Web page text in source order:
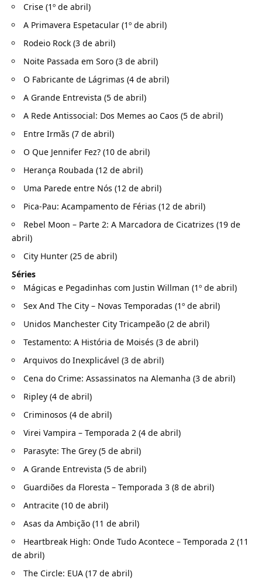
Crise (1º de abril)
A Primavera Espetacular (1º de abril)
Rodeio Rock (3 de abril)
Noite Passada em Soro (3 de abril)
O Fabricante de Lágrimas (4 de abril)
A Grande Entrevista (5 de abril)
A Rede Antissocial: Dos Memes ao Caos (5 de abril)
Entre Irmãs (7 de abril)
O Que Jennifer Fez? (10 de abril)
Herança Roubada (12 de abril)
Uma Parede entre Nós (12 de abril)
Pica-Pau: Acampamento de Férias (12 de abril)
Rebel Moon – Parte 2: A Marcadora de Cicatrizes (19 de
abril)
City Hunter (25 de abril)
Séries
Mágicas e Pegadinhas com Justin Willman (1º de abril)
Sex And The City – Novas Temporadas (1º de abril)
Unidos Manchester City Tricampeão (2 de abril)
Testamento: A História de Moisés (3 de abril)
Arquivos do Inexplicável (3 de abril)
Cena do Crime: Assassinatos na Alemanha (3 de abril)
Ripley (4 de abril)
Criminosos (4 de abril)
Virei Vampira – Temporada 2 (4 de abril)
Parasyte: The Grey (5 de abril)
A Grande Entrevista (5 de abril)
Guardiões da Floresta – Temporada 3 (8 de abril)
Antracite (10 de abril)
Asas da Ambição (11 de abril)
Heartbreak High: Onde Tudo Acontece – Temporada 2 (11
de abril)
The Circle: EUA (17 de abril)